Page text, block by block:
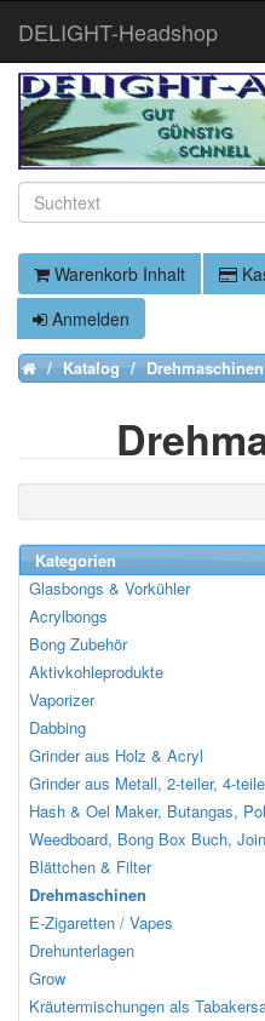
Warenkorb Inhalt
Anmelden
HomeKatalog Drehmaschinen
Kategorien
Glasbongs & Vorkühler
Acrylbongs
Bong Zubehör
Aktivkohleprodukte
Vaporizer
Dabbing
Grinder aus Holz & Acryl
Grinder aus Metall, 2-teiler, 4-
Hash & Oel Maker, Butangas,
Weedboard, Bong Box Buch,
Blättchen & Filter
Drehmaschinen
E-Zigaretten / Vapes
Drehunterlagen
Grow
Kräutermischungen als
DELIGHT-Headshop